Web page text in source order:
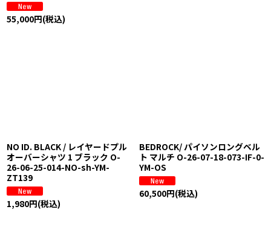
55,000円(税込)
NO ID. BLACK / レイヤードプル
オーバーシャツ 1 ブラック O-
26-06-25-014-NO-sh-YM-
ZT139
1,980円(税込)
BEDROCK/ パイソンロングベル
ト マルチ O-26-07-18-073-IF-0-
YM-OS
60,500円(税込)